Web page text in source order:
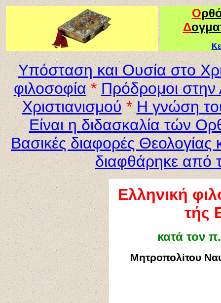
Ο
Δ
Υπόσταση και Ουσία στο
φιλοσοφία * Πρόδρομοι στην
Χριστιανισμού * Η γνώση
Είναι η διδασκαλία τών
Βασικές διαφορές Θεολογίας
διαφθάρηκε από
Ελληνική
τής
κατά τον
Μητροπολίτου